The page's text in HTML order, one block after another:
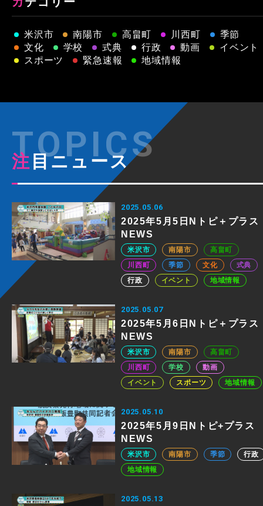
米沢市 南陽市 高畠町 川西町
季節
文化
学校 式典 行政 動画
イベント
スポーツ
緊急速報 地域情報
注目ニュース
2025.05.06
2025年5月5日Nトピ＋プラス
NEWS
米沢市 南陽市
高畠町
川西町
季節 文化
式典
行政
イベント 地域情報
2025.05.07
2025年5月6日Nトピ＋プラス
NEWS
米沢市 南陽市
高畠町
川西町
学校
動画
イベント
スポーツ 地域情報
2025.05.10
2025年5月9日Nトピ+プラス
NEWS
米沢市 南陽市 季節
行政
地域情報
2025.05.13